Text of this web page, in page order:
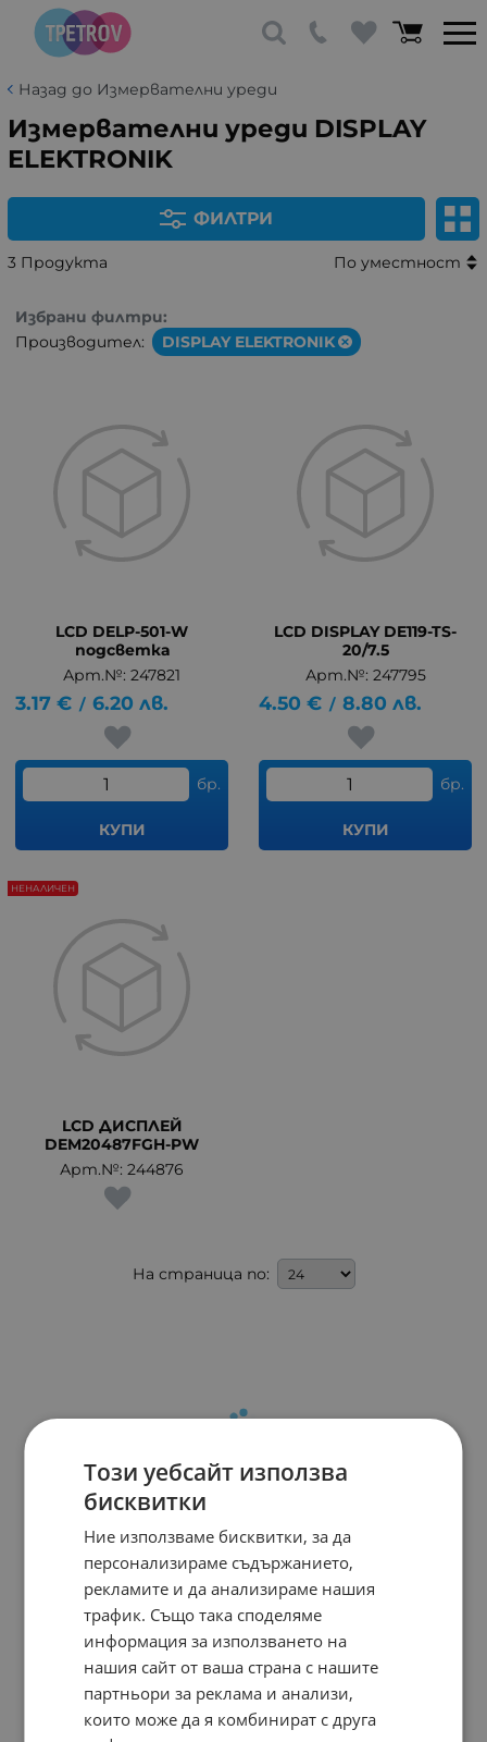
Назад до Измервателни уреди
Измервателни уреди DISPLAY
ELEKTRONIK
ФИЛТРИ
3 Продукта По уместност
Избрани филтри:
Производител:
DISPLAY ELEKTRONIK
LCD DELP-501-W
подсветка
Арт.№: 247821
3.17 € / 6.20 лв.
бр.
КУПИ
LCD DISPLAY DE119-TS-
20/7.5
Арт.№: 247795
4.50 € / 8.80 лв.
бр.
КУПИ
LCD ДИСПЛЕЙ
DEM20487FGH-PW
Арт.№: 244876
НЕНАЛИЧЕН
На страница по:
Този уебсайт използва
бисквитки
Ние използваме бисквитки, за да
персонализираме съдържанието,
рекламите и да анализираме нашия
трафик. Също така споделяме
информация за използването на
нашия сайт от ваша страна с нашите
партньори за реклама и анализи,
които може да я комбинират с друга